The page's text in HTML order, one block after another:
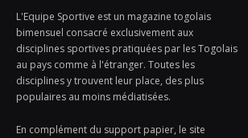
L'Equipe Sportive est un magazine togolais
bimensuel consacré exclusivement aux
disciplines sportives pratiquées par les Togolais
au pays comme à l'étranger. Toutes les
disciplines y trouvent leur place, des plus
populaires au moins médiatisées.
En complément du support papier, le site